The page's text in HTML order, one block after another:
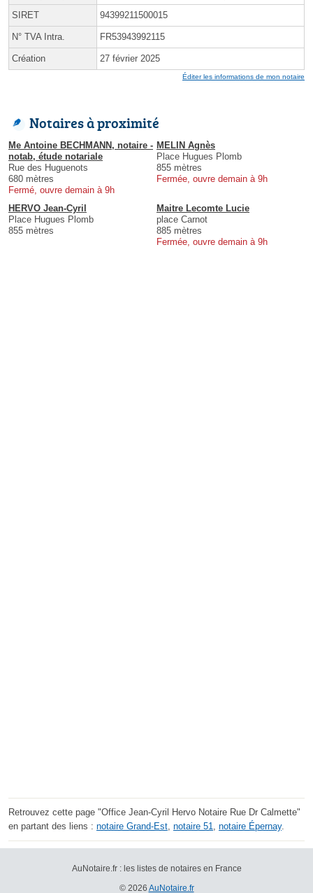
SIRET 94399211500015
N° TVA Intra. FR53943992115
Création 27 février 2025
Éditer les informations de mon notaire
Notaires à proximité
Me Antoine BECHMANN, notaire -
notab, étude notariale
Rue des Huguenots
680 mètres
Fermé, ouvre demain à 9h
MELIN Agnès
Place Hugues Plomb
855 mètres
Fermée, ouvre demain à 9h
HERVO Jean-Cyril
Place Hugues Plomb
855 mètres
Maitre Lecomte Lucie
place Carnot
885 mètres
Fermée, ouvre demain à 9h
Retrouvez cette page "Office Jean-Cyril Hervo Notaire Rue Dr Calmette"
en partant des liens : notaire Grand-Est, notaire 51, notaire Épernay.
AuNotaire.fr : les listes de notaires en France
© 2026 AuNotaire.fr